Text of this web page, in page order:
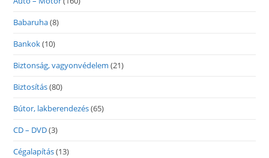
Babaruha(8)
Bankok(10)
Biztonság, vagyonvédelem (21)
Biztosítás(80)
Bútor, lakberendezés(65)
CD – DVD(3)
Cégalapítás(13)